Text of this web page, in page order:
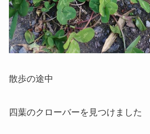
散歩の途中
四葉のクローバーを見つけました